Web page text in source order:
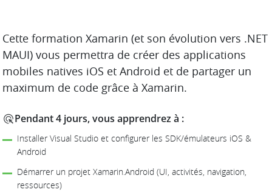
DESCRIPTION
Cette formation Xamarin (et son évolution vers .NET
MAUI) vous permettra de créer des applications
mobiles natives iOS et Android et de partager un
maximum de code grâce à Xamarin.
Pendant 4 jours, vous apprendrez à :
Installer Visual Studio et configurer les SDK/émulateurs iOS &
Android
Démarrer un projet Xamarin.Android (UI, activités, navigation,
ressources)